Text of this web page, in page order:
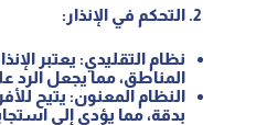
التحكم في الإنذار:
نظام التقليدي: يعتبر
المناطق، مما يجعل الرد
النظام المعنون: يتيح
بدقة، مما يؤدي إلى